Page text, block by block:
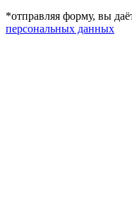
*отправляя форму, вы
персональных данных